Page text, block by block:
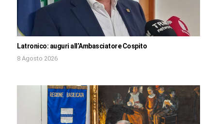
Latronico: auguri all’Ambasciatore Cospito
8 Agosto 2026